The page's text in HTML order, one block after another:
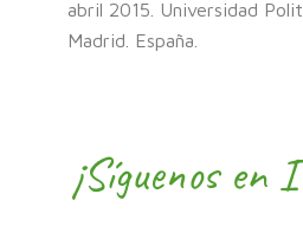
abril 2015. Universidad
Madrid. España.
¡Síguenos en